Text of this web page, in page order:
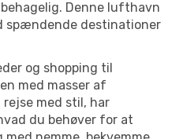
Denne lufthavn
spændende destinationer
og shopping til
med masser af
med stil, har
du behøver for at